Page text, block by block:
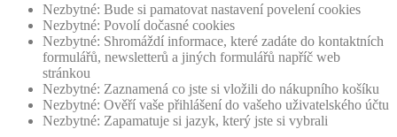
Nezbytné: Bude si pamatovat nastavení povelení cookies
Nezbytné: Povolí dočasné cookies
Nezbytné: Shromáždí informace, které zadáte do kontaktních
formulářů, newsletterů a jiných formulářů napříč web
stránkou
Nezbytné: Zaznamená co jste si vložili do nákupního košíku
Nezbytné: Ověří vaše přihlášení do vašeho uživatelského účtu
Nezbytné: Zapamatuje si jazyk, který jste si vybrali